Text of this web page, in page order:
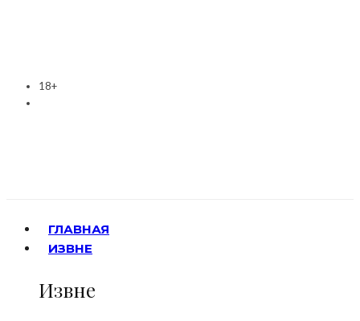
18+
ГЛАВНАЯ
ИЗВНЕ
Извне